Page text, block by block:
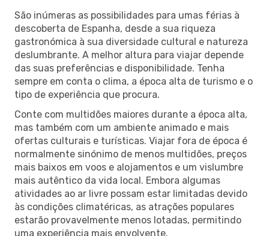
São inúmeras as possibilidades para umas férias à
descoberta de Espanha, desde a sua riqueza
gastronómica à sua diversidade cultural e natureza
deslumbrante. A melhor altura para viajar depende
das suas preferências e disponibilidade. Tenha
sempre em conta o clima, a época alta de turismo e o
tipo de experiência que procura.
Conte com multidões maiores durante a época alta,
mas também com um ambiente animado e mais
ofertas culturais e turísticas. Viajar fora de época é
normalmente sinónimo de menos multidões, preços
mais baixos em voos e alojamentos e um vislumbre
mais autêntico da vida local. Embora algumas
atividades ao ar livre possam estar limitadas devido
às condições climatéricas, as atrações populares
estarão provavelmente menos lotadas, permitindo
uma experiência mais envolvente.